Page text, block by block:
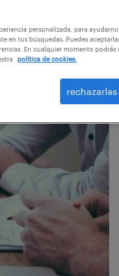
personalizada, para
en tus búsquedas. Puedes
En cualquier momento podrás
política de cookies.